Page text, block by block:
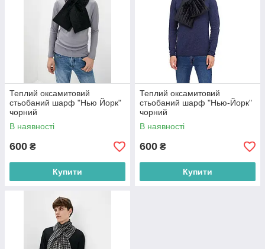
Теплий оксамитовий
стьобаний шарф "Нью Йорк"
чорний
В наявності
600 ₴
Купити
Теплий оксамитовий
стьобаний шарф "Нью-Йорк"
чорний
В наявності
600 ₴
Купити